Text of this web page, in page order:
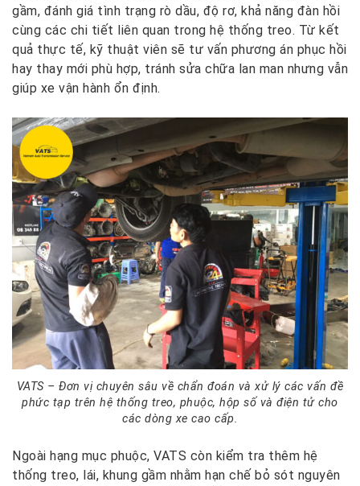
gầm, đánh giá tình trạng rò dầu, độ rơ, khả năng đàn hồi
cùng các chi tiết liên quan trong hệ thống treo. Từ kết
quả thực tế, kỹ thuật viên sẽ tư vấn phương án phục hồi
hay thay mới phù hợp, tránh sửa chữa lan man nhưng vẫn
giúp xe vận hành ổn định.
VATS – Đơn vị chuyên sâu về chẩn đoán và xử lý các vấn đề
phức tạp trên hệ thống treo, phuộc, hộp số và điện tử cho
các dòng xe cao cấp.
Ngoài hạng mục phuộc, VATS còn kiểm tra thêm hệ
thống treo, lái, khung gầm nhằm hạn chế bỏ sót nguyên